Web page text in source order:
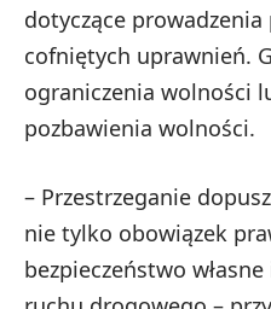
dotyczące
cofniętych uprawnień.
ograniczenia wolności
pozbawienia wolności.
– Przestrzeganie
nie tylko obowiązek
bezpieczeństwo